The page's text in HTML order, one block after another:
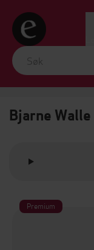
Bjarne Walle
Premium